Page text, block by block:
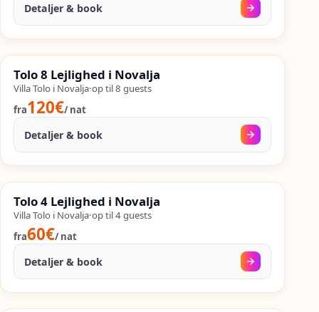
Detaljer & book
SALES
OP TIL− 45 %
23. sep.–25. sep.
Tolo 8 Lejlighed i Novalja
Villa Tolo i Novalja·op til8 guests
fra120€/nat
Detaljer & book
SALES
OP TIL− 45 %
11. sep.–25. sep.
Tolo 4 Lejlighed i Novalja
Villa Tolo i Novalja·op til4guests
fra60€/nat
Detaljer & book
18. aug.–25. sep.